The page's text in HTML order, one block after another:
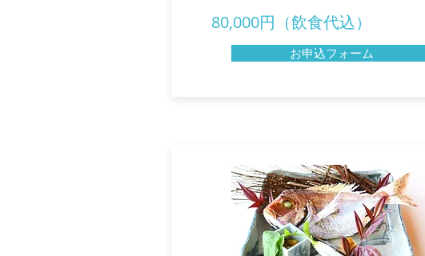
80,000円 （飲食代込）
お申込フォーム